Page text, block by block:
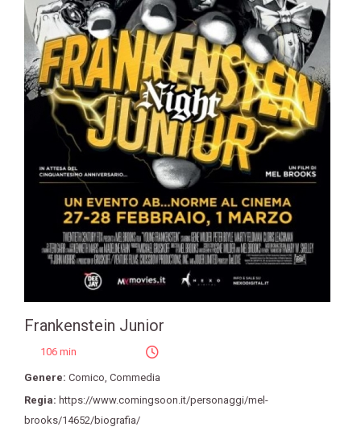
Frankenstein Junior
106 min
Genere: Comico Commedia
Regia: https://www.comingsoon.it/personaggi/mel-
brooks/14652/biografia/